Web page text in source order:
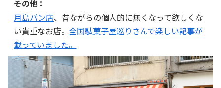
その他：
月島パン店、昔ながらの個人的に無くなって欲しくな
い貴重なお店。全国駄菓子屋巡りさんで楽しい記事が
載っていました。